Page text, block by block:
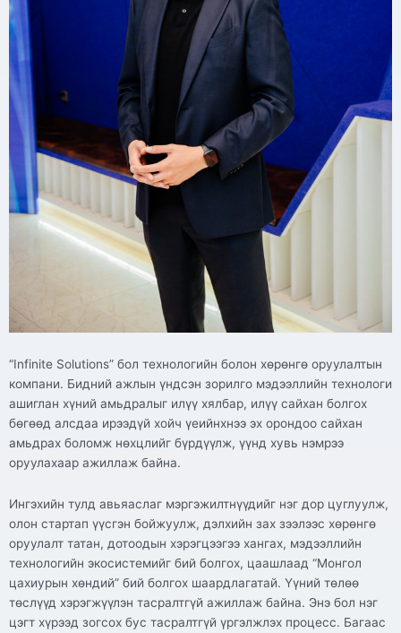
“Infinite Solutions” бол технологийн болон хөрөнгө оруулалтын
компани. Бидний ажлын үндсэн зорилго мэдээллийн технологи
ашиглан хүний амьдралыг илүү хялбар, илүү сайхан болгох
бөгөөд алсдаа ирээдүй хойч үеийнхнээ эх орондоо сайхан
амьдрах боломж нөхцлийг бүрдүүлж, үүнд хувь нэмрээ
оруулахаар ажиллаж байна.
Ингэхийн тулд авьяаслаг мэргэжилтнүүдийг нэг дор цуглуулж,
олон стартап үүсгэн бойжуулж, дэлхийн зах зээлээс хөрөнгө
оруулалт татан, дотоодын хэрэгцээгээ хангах, мэдээллийн
технологийн экосистемийг бий болгох, цаашлаад “Монгол
цахиурын хөндий” бий болгох шаардлагатай. Үүний төлөө
төслүүд хэрэгжүүлэн тасралтгүй ажиллаж байна. Энэ бол нэг
цэгт хүрээд зогсох бус тасралтгүй үргэлжлэх процесс. Багаас